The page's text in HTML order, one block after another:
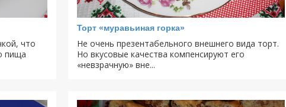
что
пища
Торт «муравьиная горка»
Не очень презентабельного внешнего вида торт.
Но вкусовые качества компенсируют его
«невзрачную» вне...